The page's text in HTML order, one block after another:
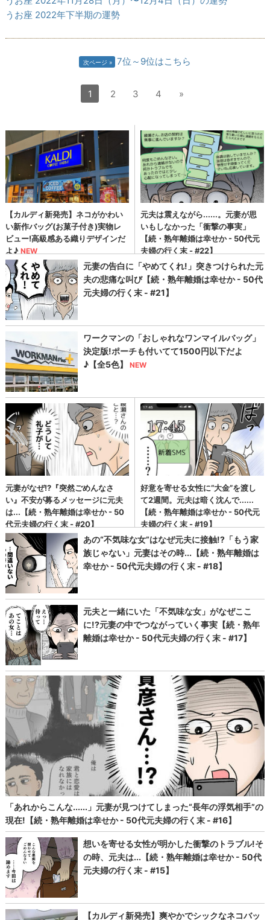
うお座 2022年下半期の運勢
次ページ 7位～9位はこちら
1 2 3 4 »